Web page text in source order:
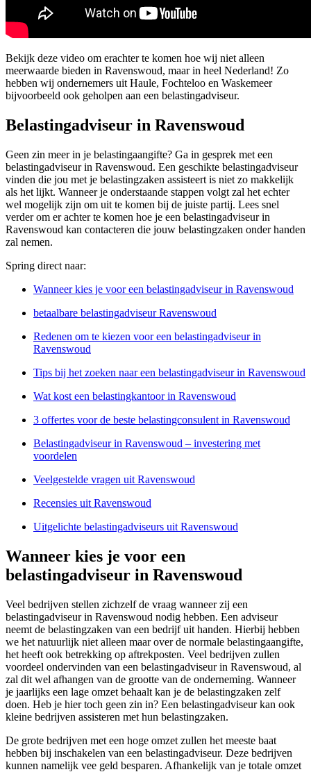
Bekijk deze video om erachter te komen hoe wij niet alleen
meerwaarde bieden in Ravenswoud, maar in heel Nederland! Zo
hebben wij ondernemers uit Haule, Fochteloo en Waskemeer
bijvoorbeeld ook geholpen aan een belastingadviseur.
Belastingadviseur in Ravenswoud
Geen zin meer in je belastingaangifte? Ga in gesprek met een
belastingadviseur in Ravenswoud. Een geschikte belastingadviseur
vinden die jou met je belastingzaken assisteert is niet zo makkelijk
als het lijkt. Wanneer je onderstaande stappen volgt zal het echter
wel mogelijk zijn om uit te komen bij de juiste partij. Lees snel
verder om er achter te komen hoe je een belastingadviseur in
Ravenswoud kan contacteren die jouw belastingzaken onder handen
zal nemen.
Spring direct naar:
Wanneer kies je voor een belastingadviseur in Ravenswoud
betaalbare belastingadviseur Ravenswoud
Redenen om te kiezen voor een belastingadviseur in
Ravenswoud
Tips bij het zoeken naar een belastingadviseur in Ravenswoud
Wat kost een belastingkantoor in Ravenswoud
3 offertes voor de beste belastingconsulent in Ravenswoud
Belastingadviseur in Ravenswoud – investering met
voordelen
Veelgestelde vragen uit Ravenswoud
Recensies uit Ravenswoud
Uitgelichte belastingadviseurs uit Ravenswoud
Wanneer kies je voor een
belastingadviseur in Ravenswoud
Veel bedrijven stellen zichzelf de vraag wanneer zij een
belastingadviseur in Ravenswoud nodig hebben. Een adviseur
neemt de belastingzaken van een bedrijf uit handen. Hierbij hebben
we het natuurlijk niet alleen maar over de normale belastingaangifte,
het heeft ook betrekking op aftrekposten. Veel bedrijven zullen
voordeel ondervinden van een belastingadviseur in Ravenswoud, al
zal dit wel afhangen van de grootte van de onderneming. Wanneer
je jaarlijks een lage omzet behaalt kan je de belastingzaken zelf
doen. Heb je hier toch geen zin in? Een belastingadviseur kan ook
kleine bedrijven assisteren met hun belastingzaken.
De grote bedrijven met een hoge omzet zullen het meeste baat
hebben bij inschakelen van een belastingadviseur. Deze bedrijven
kunnen namelijk vee geld besparen. Afhankelijk van je totale omzet